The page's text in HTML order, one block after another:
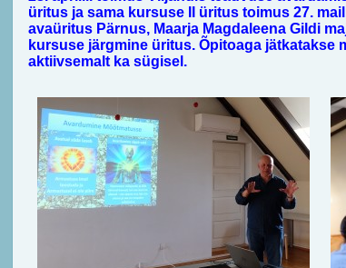
üritus ja sama kursuse II üritus toimus 27.
avaüritus Pärnus, Maarja Magdaleena Gildi
kursuse järgmine üritus. Õpitoaga jätkatakse
aktiivsemalt ka sügisel.